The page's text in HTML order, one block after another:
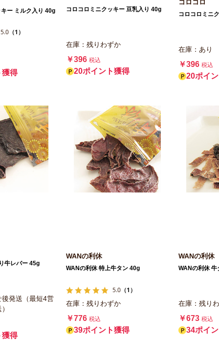
ー ミルク入り 40g
5.0（1）
獲得
コロコロミニクッキー 豆乳入り 40g
在庫：残りわずか
￥396 税込
20ポイント獲得
コロコロ
コロコロミニ
在庫：あり
￥396 税込
20ポイ
牛レバー 45g
発送（最短4営
獲得
WANの利休
WANの利休 特上牛タン 40g
5.0 （1）
在庫：残りわずか
￥776 税込
39ポイント獲得
WANの利休
WANの利休 牛
在庫：残り
￥673 税込
34ポイ